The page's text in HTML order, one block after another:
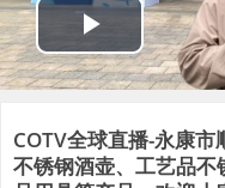
COTV全球直播-永康
不锈钢酒壶、工艺品